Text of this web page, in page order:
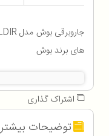
های برند بوش
اشتراک گذاری
توضیحات بیشتر